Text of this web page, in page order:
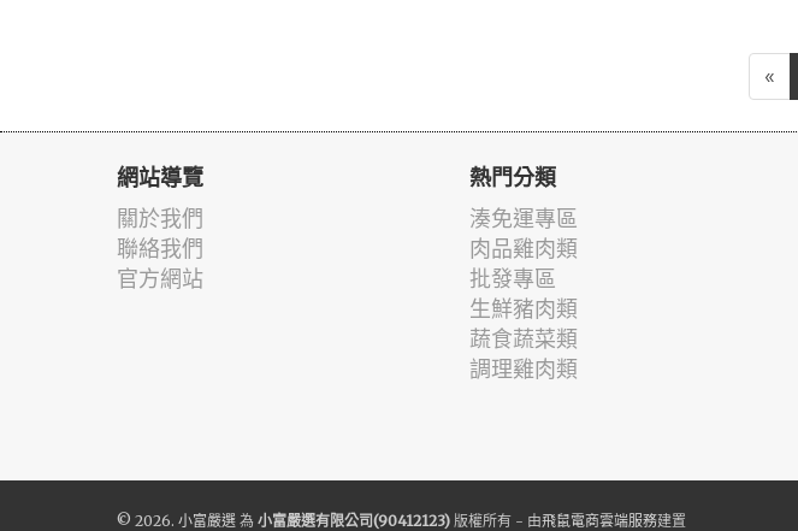
«
網站導覽
關於我們
聯絡我們
官方網站
熱門分類
湊免運專區
肉品雞肉類
批發專區
生鮮豬肉類
蔬食蔬菜類
調理雞肉類
© 2026. 小富嚴選 為 小富嚴選有限公司(90412123) 版權所有 - 由飛鼠電商雲端服務建置